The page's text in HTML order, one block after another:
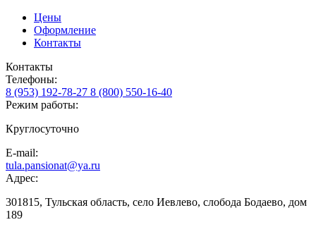
Цены
Оформление
Контакты
Контакты
Телефоны:
8 (953) 192-78-27 8 (800) 550-16-40
Режим работы:
Круглосуточно
E-mail:
tula.pansionat@ya.ru
Адрес:
301815, Тульская область, село Иевлево, слобода Бодаево, дом
189